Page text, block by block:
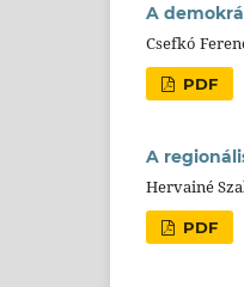
A
Csefkó
PDF
A
Hervainé
PDF